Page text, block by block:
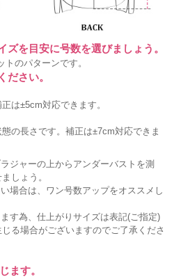
ズを目安に号数を選びましょう。
トのパターンです。
ださい。
は±5cm対応できます。
の長さです。補正は±7cm対応できま
ジャーの上からアンダーバストを測
しょう。
場合は、ワン号数アップをオススメし
す為、仕上がりサイズは表記(ご指定)
る場合がございますのでご了承くださ
ます。